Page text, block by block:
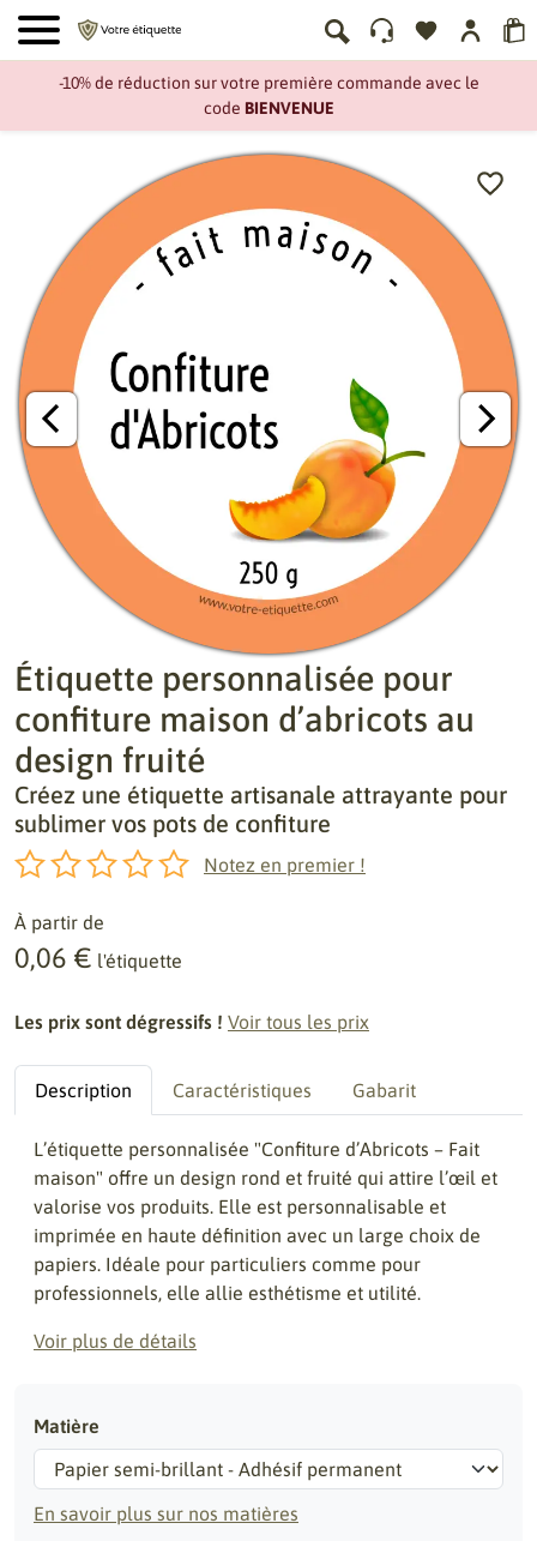
-10% de réduction sur votre première commande avec le
code BIENVENUE
Étiquette personnalisée pour
confiture maison d’abricots au
design fruité
Créez une étiquette artisanale attrayante pour
sublimer vos pots de confiture
Notez en premier !
À partir de
0,06 € l'étiquette
Les prix sont dégressifs ! Voir tous les prix
Description Caractéristiques Gabarit
L’étiquette personnalisée "Confiture d’Abricots – Fait
maison" offre un design rond et fruité qui attire l’œil et
valorise vos produits. Elle est personnalisable et
imprimée en haute définition avec un large choix de
papiers. Idéale pour particuliers comme pour
professionnels, elle allie esthétisme et utilité.
Voir plus de détails
Matière
En savoir plus sur nos matières